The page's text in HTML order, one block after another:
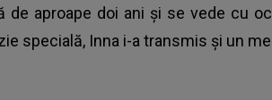
de aproape doi ani și se vede cu
specială, Inna i-a transmis și un